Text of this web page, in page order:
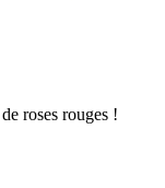
roses rouges !